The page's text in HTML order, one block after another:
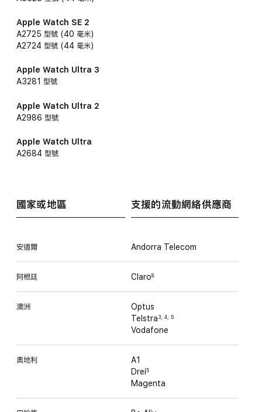
Apple Watch SE 2
A2725 型號 (40 毫米)
A2724 型號 (44 毫米)
Apple Watch Ultra 3
A3281 型號
Apple Watch Ultra 2
A2986 型號
Apple Watch Ultra
A2684 型號
國家或地區 支援的流動網絡供應商
安道爾 Andorra Telecom
阿根廷 Claro8
澳洲
Optus
Telstra 3 4 5
Vodafone
奧地利
A1
Drei5
Magenta